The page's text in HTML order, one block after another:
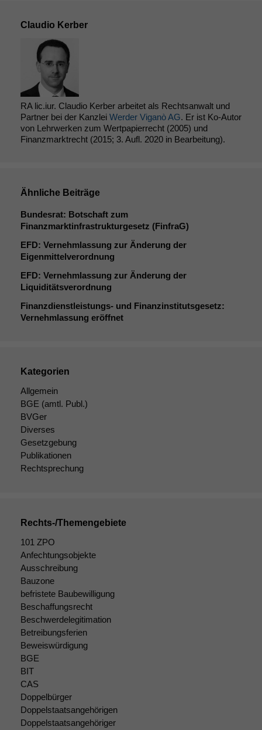
Claudio Kerber
RA lic.iur. Claudio Kerber arbeitet als Rechtsanwalt und
Partner bei der Kanzlei Werder Viganò AG. Er ist Ko-Autor
von Lehrwerken zum Wertpapierrecht (2005) und
Finanzmarktrecht (2015; 3. Aufl. 2020 in Bearbeitung).
Ähnliche Beiträge
Bundesrat: Botschaft zum
Finanzmarktinfrastrukturgesetz (FinfraG)
EFD: Vernehmlassung zur Änderung der
Eigenmittelverordnung
EFD: Vernehmlassung zur Änderung der
Liquiditätsverordnung
Finanzdienstleistungs- und Finanzinstitutsgesetz:
Vernehmlassung eröffnet
Kategorien
Allgemein
BGE (amtl. Publ.)
BVGer
Diverses
Gesetzgebung
Publikationen
Rechtsprechung
Rechts-/Themengebiete
101 ZPO
Anfechtungsobjekte
Ausschreibung
Bauzone
befristete Baubewilligung
Beschaffungsrecht
Beschwerdelegitimation
Betreibungsferien
Beweiswürdigung
BGE
BIT
CAS
Doppelbürger
Doppelstaatsangehörigen
Doppelstaatsangehöriger